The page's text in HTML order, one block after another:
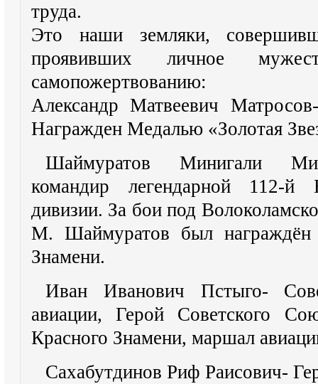
труда.
Это наши земляки,
проявивших личное
самопожертвованию:
Александр Матвеевич
Награжден Медалью «Золотая
Шаймуратов Минигали
командир легендарной 112-й
дивизии. За бои под
М. Шаймуратов был награждён
Знамени.
Иван Иванович Пстыго-
авиации, Герой Советского
Красного Знамени, маршал
Сахабутдинов Риф Раисович-